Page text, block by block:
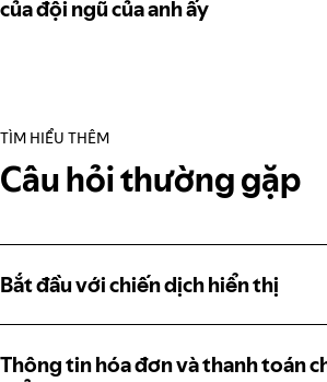
của đội ngũ của anh ấy
TÌM HIỂU THÊM
Câu hỏi thường gặp
Bắt đầu với chiến dịch hiển thị
Bắt đầu với chiến dịch hiển thị
Thông tin hóa đơn và thanh toán
Thông tin hóa đơn và thanh toán